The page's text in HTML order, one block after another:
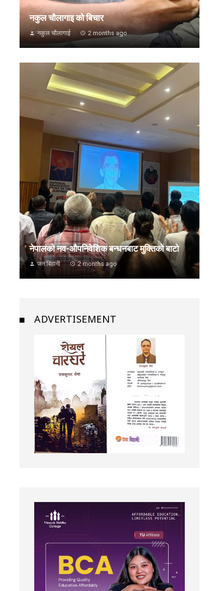
नकुल चौलागाइ को बिचार
नकुल चौलागाई 2 months ago
नेपालको नव-औपनिवेशिक बन्धनबाट मुक्तिको बाटो
जन बिहानी 2 months ago
ADVERTISEMENT